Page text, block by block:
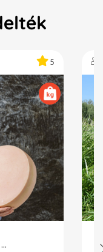
5
...